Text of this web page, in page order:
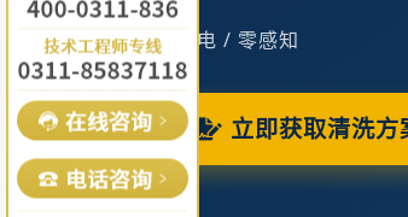
0 停电 / 零感知
立即获取清洗方